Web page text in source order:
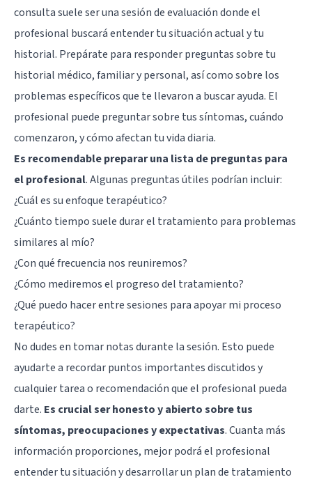
consulta suele ser una sesión de evaluación donde el
profesional buscará entender tu situación actual y tu
historial. Prepárate para responder preguntas sobre tu
historial médico, familiar y personal, así como sobre los
problemas específicos que te llevaron a buscar ayuda. El
profesional puede preguntar sobre tus síntomas, cuándo
comenzaron, y cómo afectan tu vida diaria.
Es recomendable preparar una lista de preguntas para
el profesional. Algunas preguntas útiles podrían incluir:
¿Cuál es su enfoque terapéutico?
¿Cuánto tiempo suele durar el tratamiento para problemas
similares al mío?
¿Con qué frecuencia nos reuniremos?
¿Cómo mediremos el progreso del tratamiento?
¿Qué puedo hacer entre sesiones para apoyar mi proceso
terapéutico?
No dudes en tomar notas durante la sesión. Esto puede
ayudarte a recordar puntos importantes discutidos y
cualquier tarea o recomendación que el profesional pueda
darte. Es crucial ser honesto y abierto sobre tus
síntomas, preocupaciones y expectativas. Cuanta más
información proporciones, mejor podrá el profesional
entender tu situación y desarrollar un plan de tratamiento